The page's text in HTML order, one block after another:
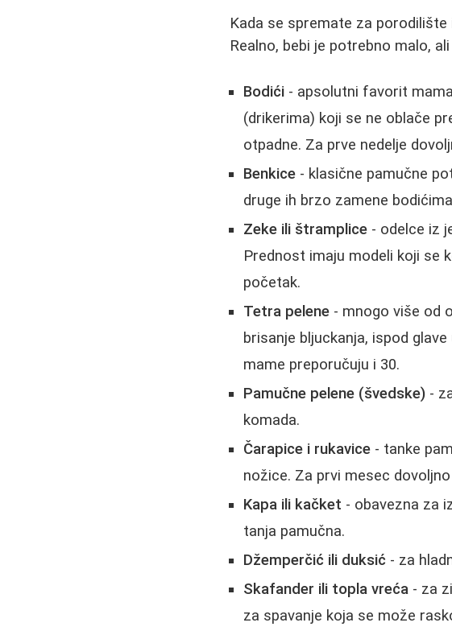
Kada se spremate za
Realno, bebi je potrebno malo,
Bodići - apsolutni favorit
(drikerima) koji se ne oblače
otpadne. Za prve nedelje
Benkice - klasične pamučne
druge ih brzo zamene
Zeke ili štramplice - odelce iz
Prednost imaju modeli koji se
početak.
Tetra pelene - mnogo više od
brisanje bljuckanja, ispod
mame preporučuju i 30.
Pamučne pelene (švedske) -
komada.
Čarapice i rukavice - tanke
nožice. Za prvi mesec
Kapa ili kačket - obavezna za
tanja pamučna.
Džemperčić ili duksić - za
Skafander ili topla vreća - za
za spavanje koja se može